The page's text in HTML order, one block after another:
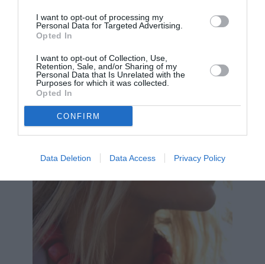
I want to opt-out of processing my
Personal Data for Targeted Advertising.
Opted In
I want to opt-out of Collection, Use,
Retention, Sale, and/or Sharing of my
Personal Data that Is Unrelated with the
Purposes for which it was collected.
Opted In
CONFIRM
Data Deletion Data Access Privacy Policy
επιτέλους ένα παραπάνω βλέμμα. Ιδιαίτερα τα
bangles φοριούνται σε πολλαπλές στρώσεις,
δημιουργώντας κίνηση και ενδιαφέρον.